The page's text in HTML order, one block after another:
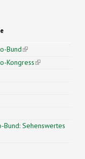
Bund(link is
external)
Kongress(link is
is external)
external)
Bund: Sehenswertes